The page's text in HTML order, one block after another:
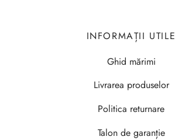
INFORMAȚII UTILE
Ghid mărimi
Livrarea produselor
Politica returnare
Talon de garanție